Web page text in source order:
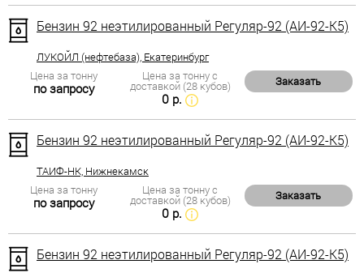
Бензин 92 неэтилированный Регуляр-92 (АИ-92-К5)
ЛУКОЙЛ (нефтебаза), Екатеринбург
Цена за тонну
по запросу
Цена за тонну с
доставкой (28 кубов)
0 р.
Заказать
Бензин 92 неэтилированный Регуляр-92 (АИ-92-К5)
ТАИФ-НК, Нижнекамск
Цена за тонну
по запросу
Цена за тонну с
доставкой (28 кубов)
0 р.
Заказать
Бензин 92 неэтилированный Регуляр-92 (АИ-92-К5)